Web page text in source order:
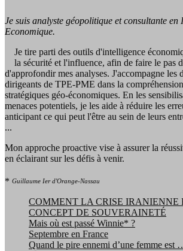
Je suis analyste géopolitique et consultante en
Economique.
Je tire parti des outils d'intelligence
la sécurité et l'influence, afin de faire le pas
d'approfondir mes analyses. J'accompagne les
dirigeants de TPE-PME dans la
stratégiques géo-économiques. En les
menaces potentiels, je les aide à réduire les
anticipant ce qui peut l'être au sein de leurs
...
Mon approche proactive vise à assurer la
en éclairant sur les défis à venir.
* Guillaume Ier d'Orange-Nassau
COMMENT LA CRISE IRANIENNE
CONCEPT DE SOUVERAINETÉ
Mais où est passé Winnie* ?
Septembre en France
Quand le pire ennemi d’une femme est